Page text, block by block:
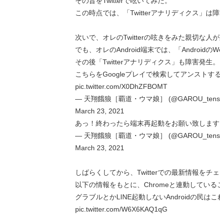
この時点では、「Twitterアナリディクス」は
次いで、オレのTwitterの呟きをみた親切な人
でも、オレのAndroid端末では、「Androidの
その後「Twitterアナリディクス」も障害発生。
こちらをGoogleプレイで検索してアンストす
pic.twitter.com/X0DhZFBOMT
— 天翔餓狼［覇道・ウマ娘］
March 23, 2021
あっ！終わったら端末再起動をお願い致します
— 天翔餓狼［覇道・ウマ娘］
March 23, 2021
しばらくしてから、Twitterでの最新情報をチ
以下の情報をもとに、Chromeと連動してい
グラブルとかLINE起動しないAndroidの民は
pic.twitter.com/W6X6KAQ1qG